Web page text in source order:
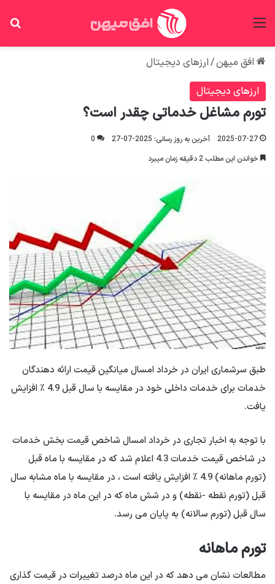
افق میهن/ارزهای دیجیتال
ارزهای دیجیتال
تورم مشاغل خدماتی چقدر است؟
2025-07-27 آخرین به روز رسانی: 2025-07-27
0
خواندن این مطلب 2 دقیقه زمان میبرد
طبق سرشماری ایران در خرداد امسال میانگین قیمت ارائه دهندگان
خدمات برای خدمات داخلی خود در مقایسه با سال قبل 4.9 ٪ افزایش
یافت.
با توجه به اخبار تجاری در خرداد امسال شاخص قیمت بخش خدمات
در شاخص قیمت خدمات 4.3 اعلام شد که در مقایسه با ماه قبل
(تورم ماهانه) 4.9 ٪ افزایش یافته است ، در مقایسه با ماه مشابه سال
قبل (تورم نقطه -نقطه) و در شش ماه که در این ماه در مقایسه با
سال قبل (تورم سالانه) به پایان می رسد.
تورم ماهانه
مطالعات نشان می دهد که در این ماه درصد تغییرات در قیمت گذاری